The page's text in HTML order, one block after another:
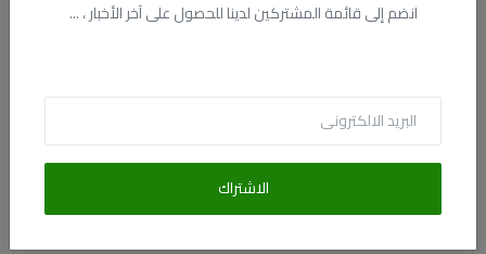
انضم إلى قائمة المشتركين لدينا للحصول على آخر الأخبار ، ...
الاشتراك
التعليق